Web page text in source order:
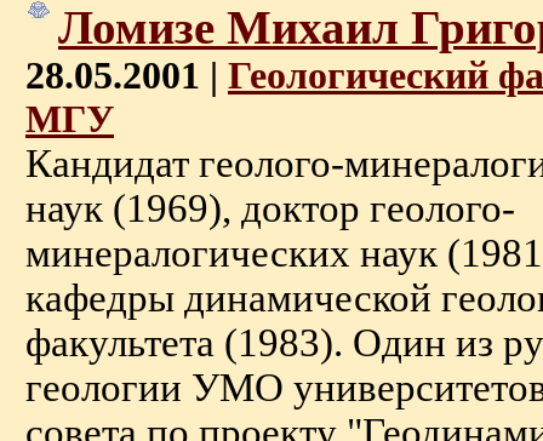
Ломизе Михаил
28.05.2001 | Геологический
МГУ
Кандидат геолого-
наук (1969), доктор геолого-
минералогических наук
кафедры динамической
факультета (1983). Один из
геологии УМО